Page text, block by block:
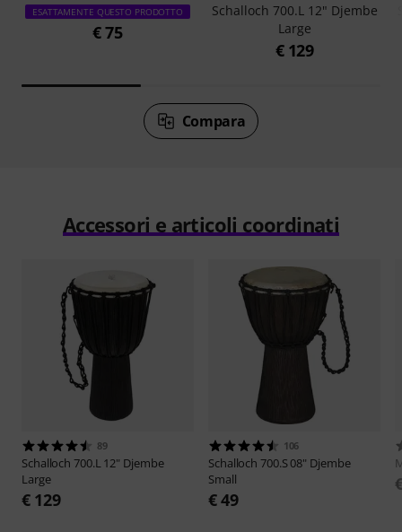
ESATTAMENTE QUESTO PRODOTTO
€ 75
Schalloch 700.L 12" Djembe
Large
€ 129
Compara
Accessori e articoli coordinati
89
Schalloch700.L 12" Djembe
Large
€ 129
106
Schalloch700.S 08" Djembe
Small
€ 49